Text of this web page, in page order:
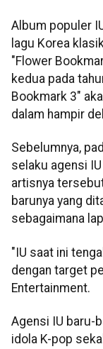
Album populer
lagu Korea
"Flower
kedua pada
Bookmark 3"
dalam hampir
Sebelumnya,
selaku agensi
artisnya
barunya yang
sebagaimana
"IU saat ini
dengan target
Entertainment.
Agensi IU baru-
idola K-pop